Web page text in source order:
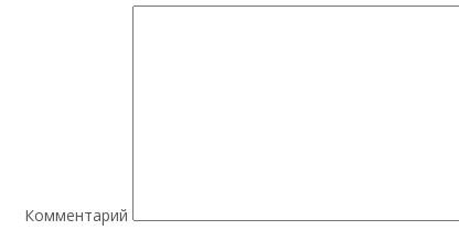
Комментарий